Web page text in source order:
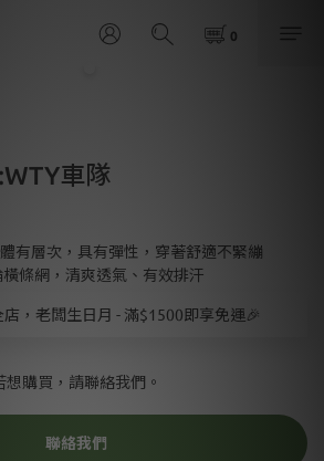
車隊
有層次，具有彈性，穿著舒適不緊繃
條網，清爽透氣、有效排汗
店，老闆生日月 - 滿$1500即享免運🎉
想購買，請聯絡我們。
聯絡我們